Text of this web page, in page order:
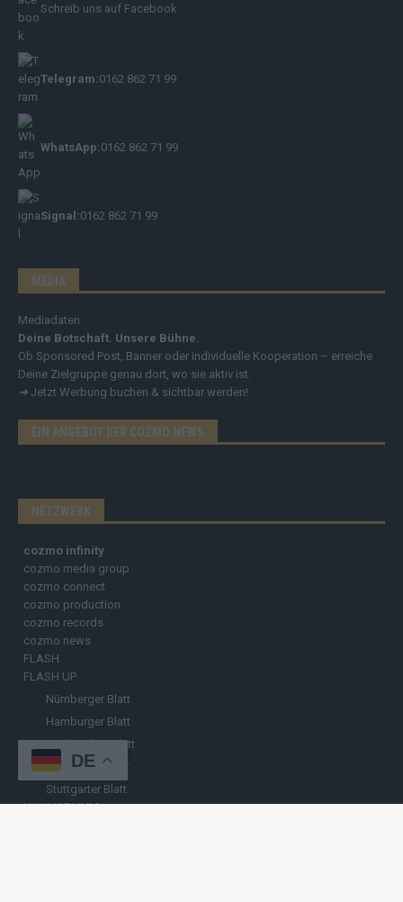
Schreib uns auf Facebook
Telegram:0162 862 71 99
WhatsApp:0162 862 71 99
Signal:0162 862 71 99
MEDIA
Mediadaten
Deine Botschaft. Unsere Bühne.
Ob Sponsored Post, Banner oder individuelle Kooperation – erreiche
Deine Zielgruppe genau dort, wo sie aktiv ist.
➔ Jetzt Werbung buchen & sichtbar werden!
EIN ANGEBOT DER COZMO NEWS
NETZWERK
cozmo infinity
cozmo media group
cozmo connect
cozmo production
cozmo records
cozmo news
FLASH
FLASH UP
Nürnberger Blatt
Hamburger Blatt
Fränkisches Blatt
Münchener Blatt
Stuttgarter Blatt
KULINARIKUM.
DE